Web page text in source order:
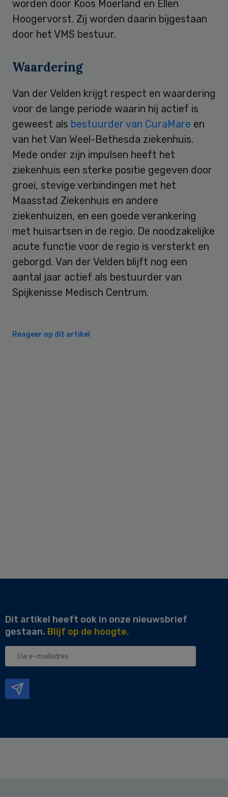
worden door Koos Moerland en Ellen
Hoogervorst. Zij worden daarin bijgestaan
door het VMS bestuur.
Waardering
Van der Velden krijgt respect en waardering
voor de lange periode waarin hij actief is
geweest als bestuurder van CuraMare en
van het Van Weel-Bethesda ziekenhuis.
Mede onder zijn impulsen heeft het
ziekenhuis een sterke positie gegeven door
groei, stevige verbindingen met het
Maasstad Ziekenhuis en andere
ziekenhuizen, en een goede verankering
met huisartsen in de regio. De noodzakelijke
acute functie voor de regio is versterkt en
geborgd. Van der Velden blijft nog een
aantal jaar actief als bestuurder van
Spijkenisse Medisch Centrum.
Reageer op dit artikel
Dit artikel heeft ook in onze nieuwsbrief
gestaan. Blijf op de hoogte.
Uw